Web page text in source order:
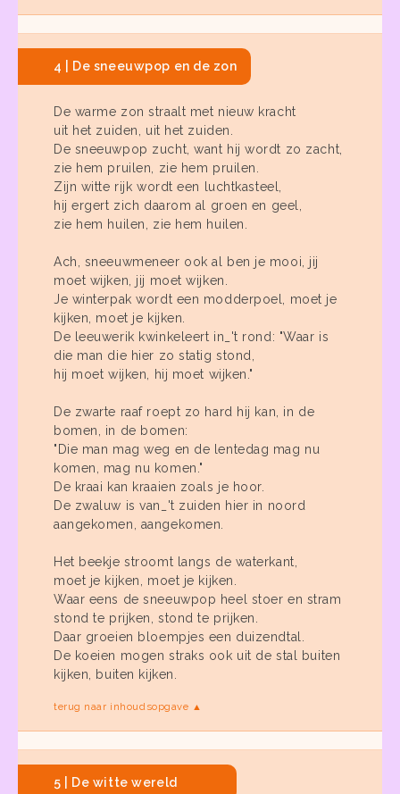
4 | De sneeuwpop en de zon
De warme zon straalt met nieuw kracht
uit het zuiden, uit het zuiden.
De sneeuwpop zucht, want hij wordt zo zacht,
zie hem pruilen, zie hem pruilen.
Zijn witte rijk wordt een luchtkasteel,
hij ergert zich daarom al groen en geel,
zie hem huilen, zie hem huilen.
Ach, sneeuwmeneer ook al ben je mooi, jij
moet wijken, jij moet wijken.
Je winterpak wordt een modderpoel, moet je
kijken, moet je kijken.
De leeuwerik kwinkeleert in_'t rond: "Waar is
die man die hier zo statig stond,
hij moet wijken, hij moet wijken."
De zwarte raaf roept zo hard hij kan, in de
bomen, in de bomen:
"Die man mag weg en de lentedag mag nu
komen, mag nu komen."
De kraai kan kraaien zoals je hoor.
De zwaluw is van_'t zuiden hier in noord
aangekomen, aangekomen.
Het beekje stroomt langs de waterkant,
moet je kijken, moet je kijken.
Waar eens de sneeuwpop heel stoer en stram
stond te prijken, stond te prijken.
Daar groeien bloempjes een duizendtal.
De koeien mogen straks ook uit de stal buiten
kijken, buiten kijken.
terug naar inhoudsopgave ▲
5 | De witte wereld